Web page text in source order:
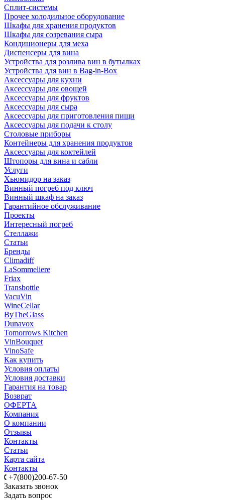
Сплит-системы
Прочее холодильное оборудование
Шкафы для хранения продуктов
Шкафы для созревания сыра
Кондиционеры для меха
Диспенсеры для вина
Устройства для розлива вин в бутылках
Устройства для вин в Bag-in-Box
Аксессуары для кухни
Аксессуары для овощей
Аксессуары для фруктов
Аксессуары для сыра
Аксессуары для приготовления пищи
Аксессуары для подачи к столу
Столовые приборы
Контейнеры для хранения продуктов
Аксессуары для коктейлей
Штопоры для вина и сабли
Услуги
Хьюмидор на заказ
Винный погреб под ключ
Винный шкаф на заказ
Гарантийное обслуживание
Проекты
Интересный погреб
Стеллажи
Статьи
Бренды
Climadiff
LaSommeliere
Friax
Transbottle
VacuVin
WineCellar
ByTheGlass
Dunavox
Tomorrows Kitchen
VinBouquet
VinoSafe
Как купить
Условия оплаты
Условия доставки
Гарантия на товар
Возврат
ОФЕРТА
Компания
О компании
Отзывы
Контакты
Статьи
Карта сайта
Контакты
+7(800)200-67-50
Заказать звонок
Задать вопрос